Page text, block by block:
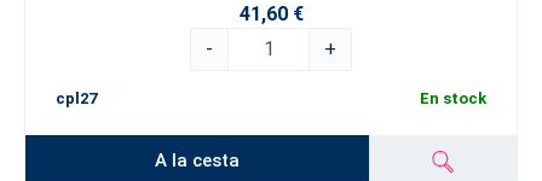
41,60 €
-
+
cpl27 En stock
A la cesta